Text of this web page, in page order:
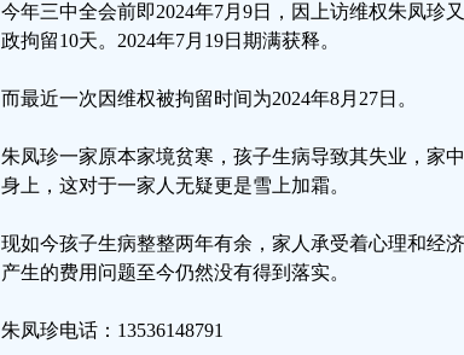
今年三中全会前即2024年7月9日，因上访维权朱凤珍
政拘留10天。2024年7月19日期满获释。
而最近一次因维权被拘留时间为2024年8月27日。
朱凤珍一家原本家境贫寒，孩子生病导致其失业，家
身上，这对于一家人无疑更是雪上加霜。
现如今孩子生病整整两年有余，家人承受着心理和经
产生的费用问题至今仍然没有得到落实。
朱凤珍电话：13536148791